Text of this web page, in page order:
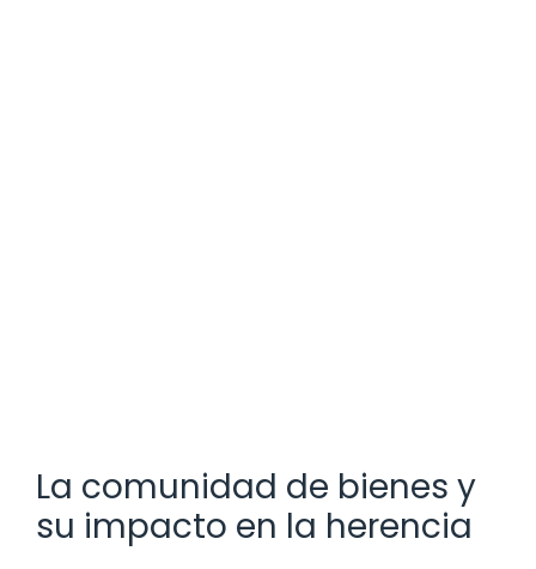
La comunidad de bienes y
su impacto en la herencia